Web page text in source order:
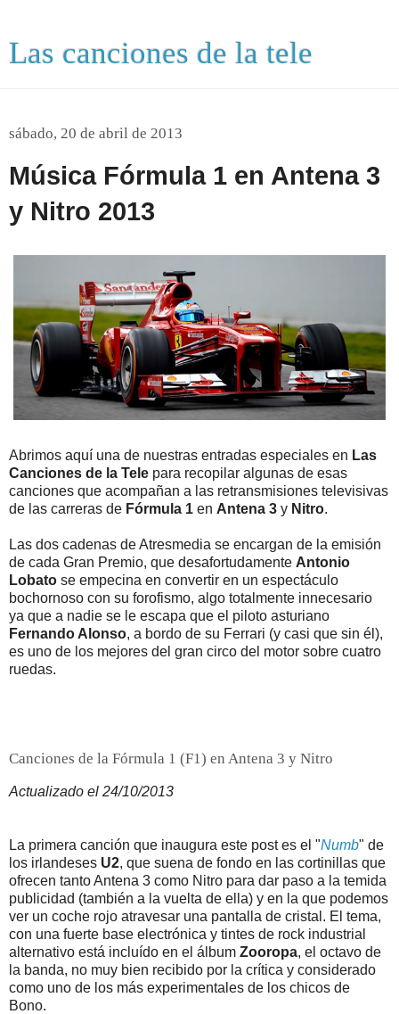
Las canciones de la tele
sábado, 20 de abril de 2013
Música Fórmula 1 en Antena 3
y Nitro 2013
Abrimos aquí una de nuestras entradas especiales en Las
Canciones de la Tele para recopilar algunas de esas
canciones que acompañan a las retransmisiones televisivas
de las carreras de Fórmula 1 en Antena 3 y Nitro.
Las dos cadenas de Atresmedia se encargan de la emisión
de cada Gran Premio, que desafortudamente Antonio
Lobato se empecina en convertir en un espectáculo
bochornoso con su forofismo, algo totalmente innecesario
ya que a nadie se le escapa que el piloto asturiano
Fernando Alonso, a bordo de su Ferrari (y casi que sin él),
es uno de los mejores del gran circo del motor sobre cuatro
ruedas.
Canciones de la Fórmula 1 (F1) en Antena 3 y Nitro
Actualizado el 24/10/2013
La primera canción que inaugura este post es el "Numb" de
los irlandeses U2, que suena de fondo en las cortinillas que
ofrecen tanto Antena 3 como Nitro para dar paso a la temida
publicidad (también a la vuelta de ella) y en la que podemos
ver un coche rojo atravesar una pantalla de cristal. El tema,
con una fuerte base electrónica y tintes de rock industrial
alternativo está incluído en el álbum Zooropa, el octavo de
la banda, no muy bien recibido por la crítica y considerado
como uno de los más experimentales de los chicos de
Bono.